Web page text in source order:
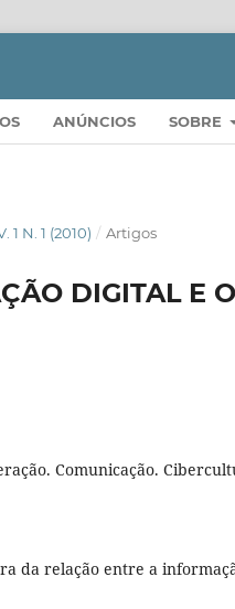
ANÚNCIOS SOBRE
1 N. 1 (2010) / Artigos
DIGITAL E
Comunicação.
da relação entre a